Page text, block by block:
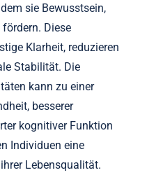
sie Bewusstsein,
Diese
Klarheit, reduzieren
Stabilität. Die
kann zu einer
besserer
kognitiver Funktion
Individuen eine
Lebensqualität.